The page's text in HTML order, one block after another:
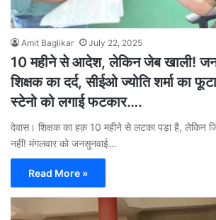
Amit Baglikar July 22, 2025
10 महीने से आदेश, लेकिन जेब खाली!
शिक्षक का दर्द, सीईओ ज्योति शर्मा का
स्टेनो को लगाई फटकार….
देवास। शिक्षक का हक़ 10 महीने से लटका पड़ा है, लेकिन
नहीं! मंगलवार को जनसुनवाई…
Read More »